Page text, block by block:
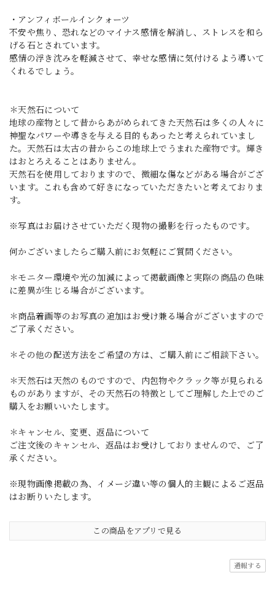
・アンフィボールインクォーツ
不安や焦り、恐れなどのマイナス感情を解消し、ストレスを和ら
げる石とされています。
感情の浮き沈みを軽減させて、幸せな感情に気付けるよう導いて
くれるでしょう。
＊天然石について
地球の産物として昔からあがめられてきた天然石は多くの人々に
神聖なパワーや導きを与える目的もあったと考えられていまし
た。天然石は太古の昔からこの地球上でうまれた産物です。輝き
はおとろえることはありません。
天然石を使用しておりますので、微細な傷などがある場合がござ
います。これも含めて好きになっていただきたいと考えておりま
す。
※写真はお届けさせていただく現物の撮影を行ったものです。
何かございましたらご購入前にお気軽にご質問ください。
＊モニター環境や光の加減によって掲載画像と実際の商品の色味
に差異が生じる場合がございます。
＊商品着画等のお写真の追加はお受け兼る場合がございますので
ご了承ください。
＊その他の配送方法をご希望の方は、ご購入前にご相談下さい。
＊天然石は天然のものですので、内包物やクラック等が見られる
ものがありますが、その天然石の特徴としてご理解した上でのご
購入をお願いいたします。
＊キャンセル、変更、返品について
ご注文後のキャンセル、返品はお受けしておりませんので、ご了
承ください。
※現物画像掲載の為、イメージ違い等の個人的主観によるご返品
はお断りいたします。
この商品をアプリで見る
通報する